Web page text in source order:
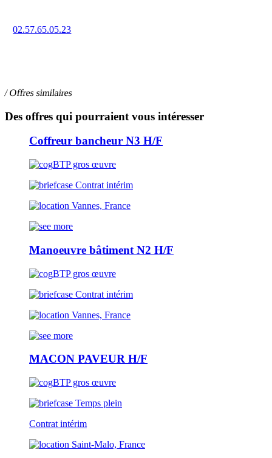
02.57.65.05.23
/ Offres similaires
Des offres qui pourraient vous intéresser
Coffreur bancheur N3 H/F
BTP gros œuvre
Contrat intérim
Vannes, France
Manoeuvre bâtiment N2 H/F
BTP gros œuvre
Contrat intérim
Vannes, France
MACON PAVEUR H/F
BTP gros œuvre
Temps plein
Contrat intérim
Saint-Malo, France